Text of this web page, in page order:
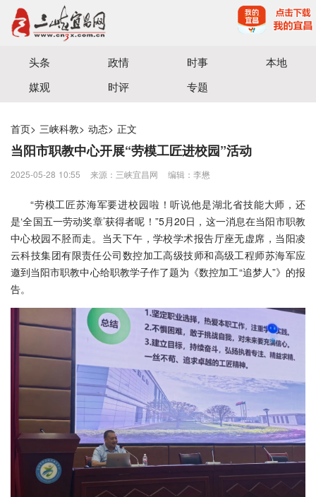
宜昌三峡融媒体中心主办
头条 政情 时事
本地
媒观
时评 专题
首页> 三峡科教> 动态> 正文
当阳市职教中心开展“劳模工匠进校园”活动
2025-05-28 10:55 来源：三峡宜昌网 编辑：李懋
“劳模工匠苏海军要进校园啦！听说他是湖北省技能大师，还
是‘全国五一劳动奖章’获得者呢！”5月20日，这一消息在当阳市职教
中心校园不胫而走。当天下午，学校学术报告厅座无虚席，当阳凌
云科技集团有限责任公司数控加工高级技师和高级工程师苏海军应
邀到当阳市职教中心给职教学子作了题为《数控加工“追梦人”》的报
告。